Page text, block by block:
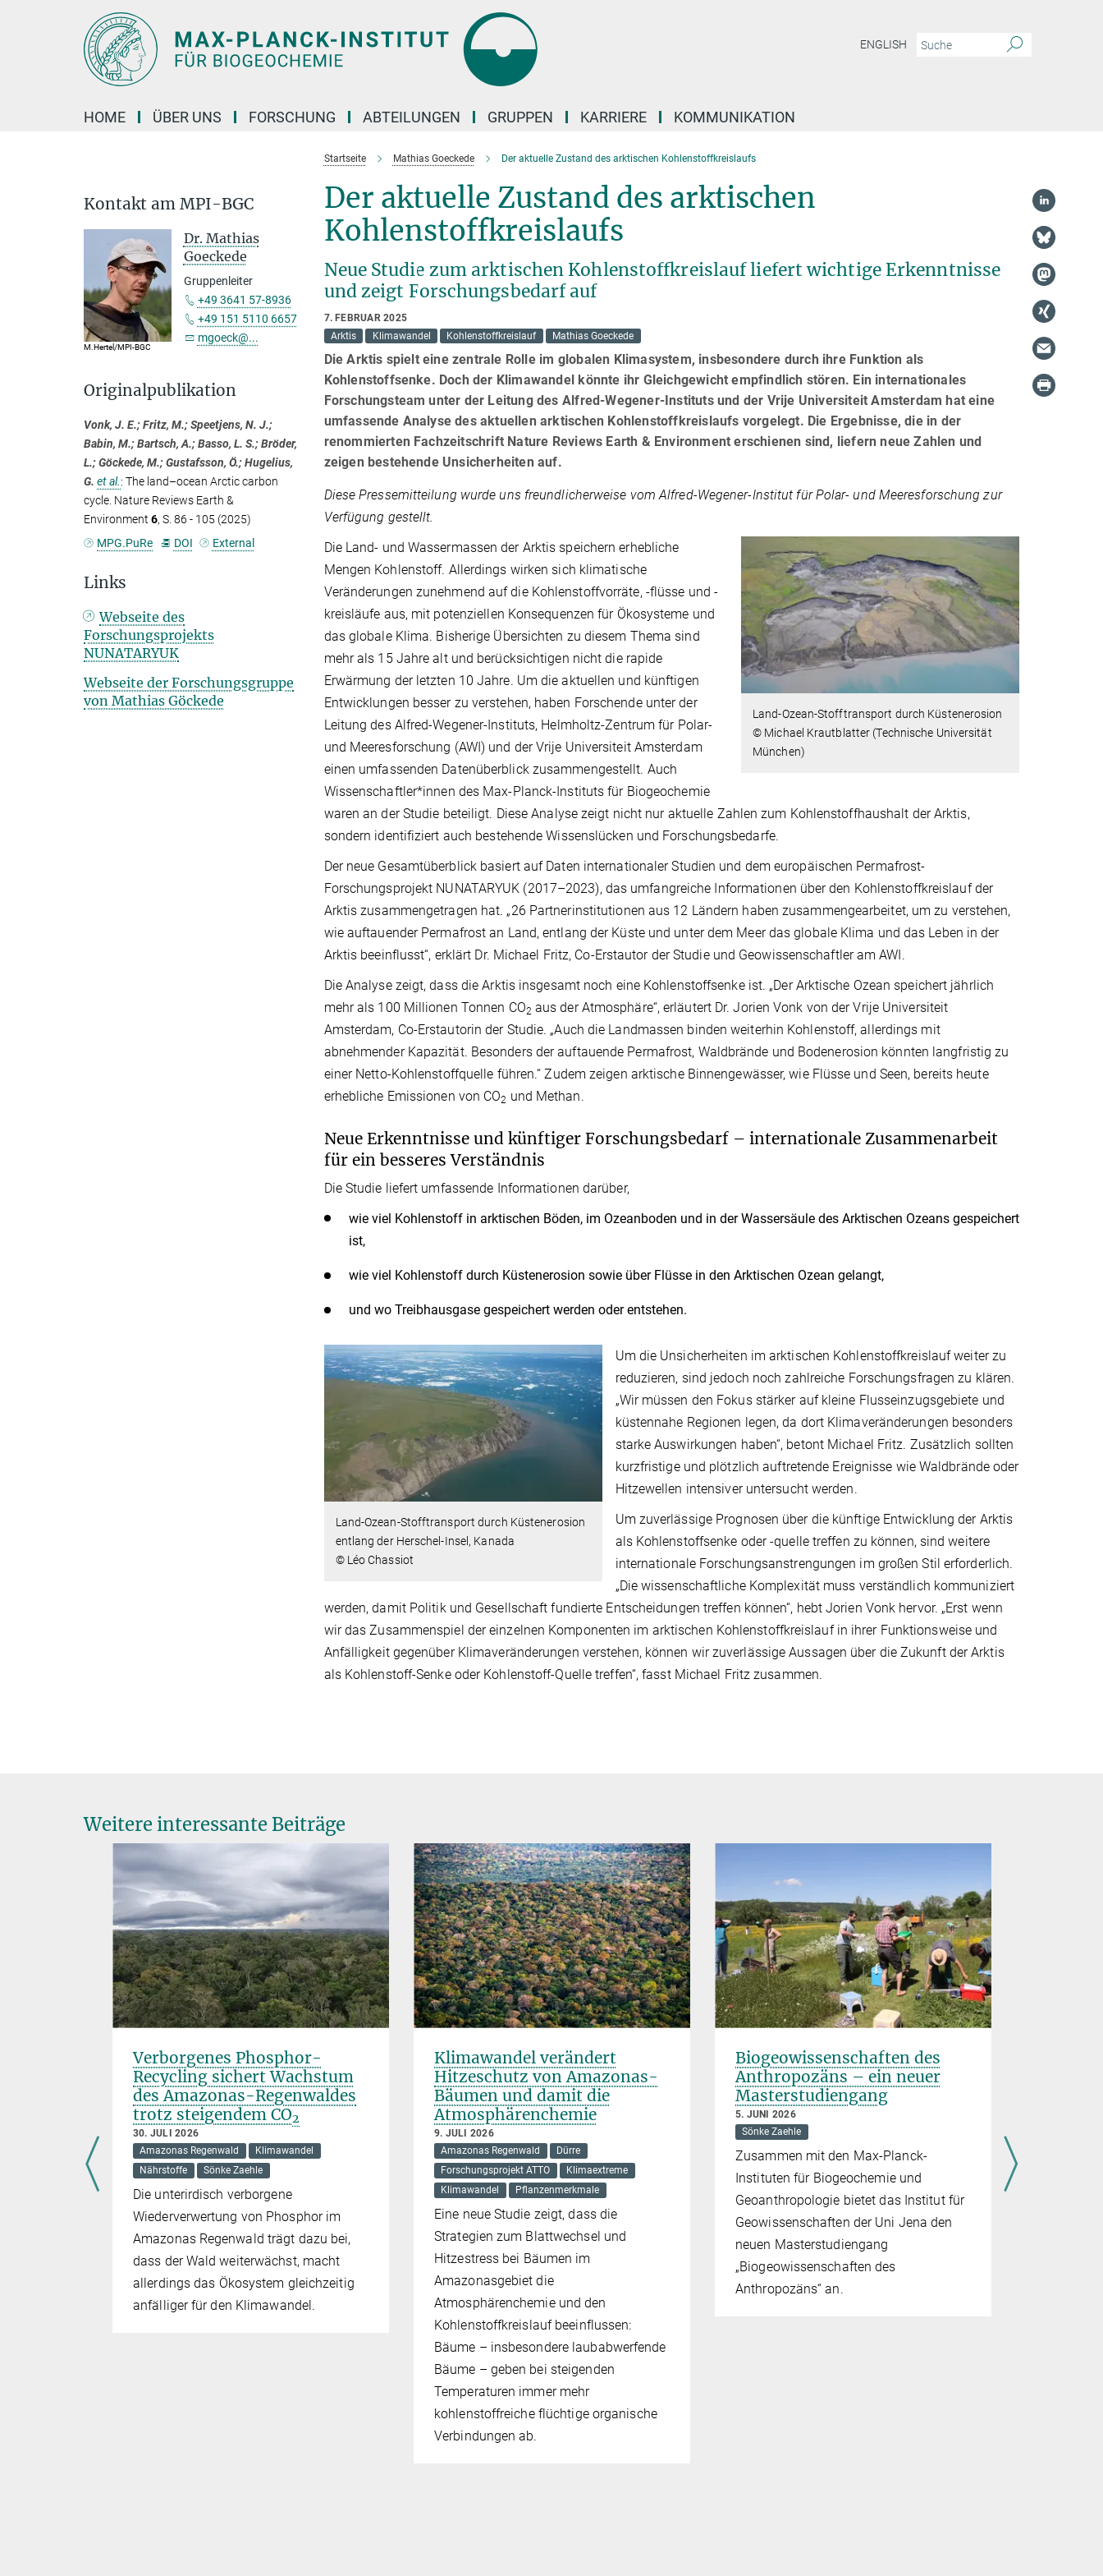
ENGLISH
HOME ÜBER UNS FORSCHUNG ABTEILUNGEN GRUPPEN KARRIERE KOMMUNIKATION
Startseite Mathias Goeckede Der aktuelle Zustand des arktischen Kohlenstoffkreislaufs
Der aktuelle Zustand des arktischen
Kohlenstoffkreislaufs
Neue Studie zum arktischen Kohlenstoffkreislauf liefert wichtige Erkenntnisse
und zeigt Forschungsbedarf auf
7. FEBRUAR 2025
Arktis
Klimawandel Kohlenstoffkreislauf Mathias Goeckede
Die Arktis spielt eine zentrale Rolle im globalen Klimasystem, insbesondere durch ihre Funktion als
Kohlenstoffsenke. Doch der Klimawandel könnte ihr Gleichgewicht empfindlich stören. Ein internationales
Forschungsteam unter der Leitung des Alfred-Wegener-Instituts und der Vrije Universiteit Amsterdam hat eine
umfassende Analyse des aktuellen arktischen Kohlenstoffkreislaufs vorgelegt. Die Ergebnisse, die in der
renommierten Fachzeitschrift Nature Reviews Earth & Environment erschienen sind, liefern neue Zahlen und
zeigen bestehende Unsicherheiten auf.
Diese Pressemitteilung wurde uns freundlicherweise vom Alfred-Wegener-Institut für Polar- und Meeresforschung zur
Verfügung gestellt.
Land-Ozean-Stofftransport durch Küstenerosion
© Michael Krautblatter (Technische Universität
München)
Die Land- und Wassermassen der Arktis speichern erhebliche
Mengen Kohlenstoff. Allerdings wirken sich klimatische
Veränderungen zunehmend auf die Kohlenstoffvorräte, -flüsse und -
kreisläufe aus, mit potenziellen Konsequenzen für Ökosysteme und
das globale Klima. Bisherige Übersichten zu diesem Thema sind
mehr als 15 Jahre alt und berücksichtigen nicht die rapide
Erwärmung der letzten 10 Jahre. Um die aktuellen und künftigen
Entwicklungen besser zu verstehen, haben Forschende unter der
Leitung des Alfred-Wegener-Instituts, Helmholtz-Zentrum für Polar-
und Meeresforschung (AWI) und der Vrije Universiteit Amsterdam
einen umfassenden Datenüberblick zusammengestellt. Auch
Wissenschaftler*innen des Max-Planck-Instituts für Biogeochemie
waren an der Studie beteiligt. Diese Analyse zeigt nicht nur aktuelle Zahlen zum Kohlenstoffhaushalt der Arktis,
sondern identifiziert auch bestehende Wissenslücken und Forschungsbedarfe.
Der neue Gesamtüberblick basiert auf Daten internationaler Studien und dem europäischen Permafrost-
Forschungsprojekt NUNATARYUK (2017–2023), das umfangreiche Informationen über den Kohlenstoffkreislauf der
Arktis zusammengetragen hat. „26 Partnerinstitutionen aus 12 Ländern haben zusammengearbeitet, um zu verstehen,
wie auftauender Permafrost an Land, entlang der Küste und unter dem Meer das globale Klima und das Leben in der
Arktis beeinflusst“, erklärt Dr. Michael Fritz, Co-Erstautor der Studie und Geowissenschaftler am AWI.
Die Analyse zeigt, dass die Arktis insgesamt noch eine Kohlenstoffsenke ist. „Der Arktische Ozean speichert jährlich
mehr als 100 Millionen Tonnen CO2 aus der Atmosphäre“, erläutert Dr. Jorien Vonk von der Vrije Universiteit
Amsterdam, Co-Erstautorin der Studie. „Auch die Landmassen binden weiterhin Kohlenstoff, allerdings mit
abnehmender Kapazität. Besonders der auftauende Permafrost, Waldbrände und Bodenerosion könnten langfristig zu
einer Netto-Kohlenstoffquelle führen.“ Zudem zeigen arktische Binnengewässer, wie Flüsse und Seen, bereits heute
erhebliche Emissionen von CO2 und Methan.
Neue Erkenntnisse und künftiger Forschungsbedarf – internationale Zusammenarbeit
für ein besseres Verständnis
Die Studie liefert umfassende Informationen darüber,
wie viel Kohlenstoff in arktischen Böden, im Ozeanboden und in der Wassersäule des Arktischen Ozeans gespeichert
ist,
wie viel Kohlenstoff durch Küstenerosion sowie über Flüsse in den Arktischen Ozean gelangt,
und wo Treibhausgase gespeichert werden oder entstehen.
Land-Ozean-Stofftransport durch Küstenerosion
entlang der Herschel-Insel, Kanada
© Léo Chassiot
Um die Unsicherheiten im arktischen Kohlenstoffkreislauf weiter zu
reduzieren, sind jedoch noch zahlreiche Forschungsfragen zu klären.
„Wir müssen den Fokus stärker auf kleine Flusseinzugsgebiete und
küstennahe Regionen legen, da dort Klimaveränderungen besonders
starke Auswirkungen haben“, betont Michael Fritz. Zusätzlich sollten
kurzfristige und plötzlich auftretende Ereignisse wie Waldbrände oder
Hitzewellen intensiver untersucht werden.
Um zuverlässige Prognosen über die künftige Entwicklung der Arktis
als Kohlenstoffsenke oder -quelle treffen zu können, sind weitere
internationale Forschungsanstrengungen im großen Stil erforderlich.
„Die wissenschaftliche Komplexität muss verständlich kommuniziert
werden, damit Politik und Gesellschaft fundierte Entscheidungen treffen können“, hebt Jorien Vonk hervor. „Erst wenn
wir das Zusammenspiel der einzelnen Komponenten im arktischen Kohlenstoffkreislauf in ihrer Funktionsweise und
Anfälligkeit gegenüber Klimaveränderungen verstehen, können wir zuverlässige Aussagen über die Zukunft der Arktis
als Kohlenstoff-Senke oder Kohlenstoff-Quelle treffen“, fasst Michael Fritz zusammen.
Kontakt am MPI-BGC
M.Hertel/MPI-BGC
Dr. Mathias
Goeckede
Gruppenleiter
+49 3641 57-8936
+49 151 5110 6657
mgoeck@...
Originalpublikation
Vonk, J. E.; Fritz, M.; Speetjens, N. J.;
Babin, M.; Bartsch, A.; Basso, L. S.; Bröder,
L.; Göckede, M.; Gustafsson, Ö.; Hugelius,
G. et al.: The land–ocean Arctic carbon
cycle. Nature Reviews Earth &
Environment 6, S. 86 - 105 (2025)
MPG.PuRe
DOI External
Links
Webseite des
Forschungsprojekts
NUNATARYUK
Webseite der Forschungsgruppe
von Mathias Göckede
Weitere interessante Beiträge
Verborgenes Phosphor-
Recycling sichert Wachstum
des Amazonas-Regenwaldes
trotz steigendem CO2
30. JULI 2026
Amazonas Regenwald
Klimawandel
Nährstoffe
Sönke Zaehle
Die unterirdisch verborgene
Wiederverwertung von Phosphor im
Amazonas Regenwald trägt dazu bei,
dass der Wald weiterwächst, macht
allerdings das Ökosystem gleichzeitig
anfälliger für den Klimawandel.
Klimawandel verändert
Hitzeschutz von Amazonas-
Bäumen und damit die
Atmosphärenchemie
9. JULI 2026
Amazonas Regenwald
Dürre
Forschungsprojekt ATTO
Klimaextreme
Klimawandel
Pflanzenmerkmale
Eine neue Studie zeigt, dass die
Strategien zum Blattwechsel und
Hitzestress bei Bäumen im
Amazonasgebiet die
Atmosphärenchemie und den
Kohlenstoffkreislauf beeinflussen:
Bäume – insbesondere laubabwerfende
Bäume – geben bei steigenden
Temperaturen immer mehr
kohlenstoffreiche flüchtige organische
Verbindungen ab.
Biogeowissenschaften des
Anthropozäns – ein neuer
Masterstudiengang
5. JUNI 2026
Sönke Zaehle
Zusammen mit den Max-Planck-
Instituten für Biogeochemie und
Geoanthropologie bietet das Institut für
Geowissenschaften der Uni Jena den
neuen Masterstudiengang
„Biogeowissenschaften des
Anthropozäns“ an.